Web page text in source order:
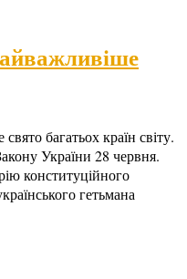
багатьох країн світу.
України 28 червня.
конституційного
гетьмана